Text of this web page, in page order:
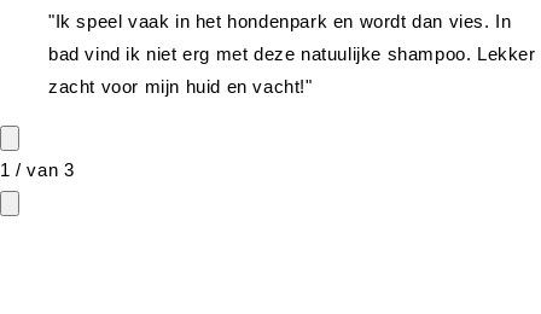
"Ik speel vaak in het hondenpark en wordt dan vies. In
bad vind ik niet erg met deze natuulijke shampoo. Lekker
zacht voor mijn huid en vacht!"
1 /van 3